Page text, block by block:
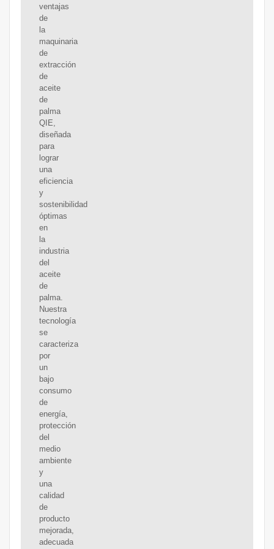
ventajas
de
la
maquinaria
de
extracción
de
aceite
de
palma
QIE,
diseñada
para
lograr
una
eficiencia
y
sostenibilidad
óptimas
en
la
industria
del
aceite
de
palma.
Nuestra
tecnología
se
caracteriza
por
un
bajo
consumo
de
energía,
protección
del
medio
ambiente
y
una
calidad
de
producto
mejorada,
adecuada